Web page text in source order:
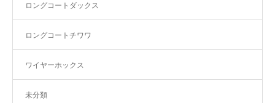
ロングコートダックス
ロングコートチワワ
ワイヤーホックス
未分類